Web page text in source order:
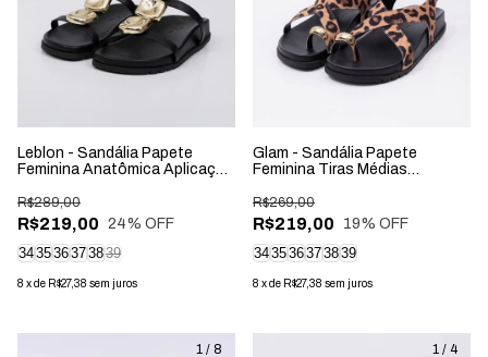
Leblon - Sandália Papete
Feminina Anatômica Aplicação
R$219,00
R$289,00
24% OFF
343536373839
8 xde R$27,38 sem juros
Glam - Sandália Papete
Feminina Tiras Médias
R$219,00
R$269,00
19% OFF
343536373839
8 xde R$27,38 sem juros
1 / 8 1 / 4